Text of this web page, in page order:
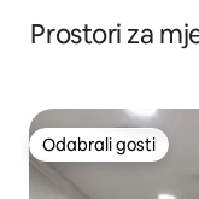
Prostori za
Odabrali gosti
Odabrali gosti